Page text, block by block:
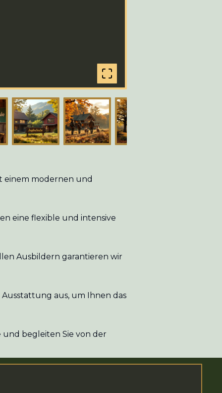
einem modernen und
eine flexible und intensive
Ausbildern garantieren wir
aus, um Ihnen das
begleiten Sie von der